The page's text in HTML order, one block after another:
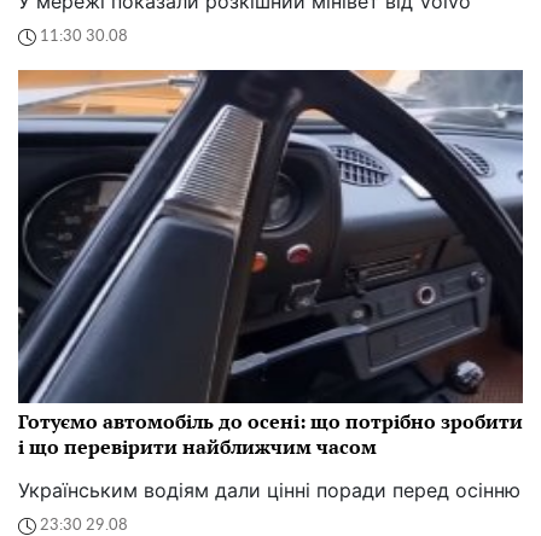
11:30 30.08
Готуємо автомобіль до осені: що потрібно зробити
і що перевірити найближчим часом
Українським водіям дали цінні поради перед осінню
23:30 29.08